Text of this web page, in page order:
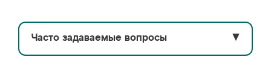
Часто задаваемые вопросы ▼